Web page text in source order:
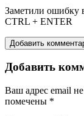
Заметили ошибку
CTRL + ENTER
Добавить
Добавить
Ваш адрес email
помечены *